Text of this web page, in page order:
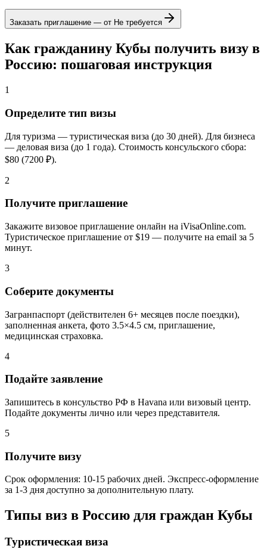
Заказать приглашение — от Не требуется
Как гражданину Кубы получить визу в
Россию: пошаговая инструкция
1
Определите тип визы
Для туризма — туристическая виза (до 30 дней). Для бизнеса
— деловая виза (до 1 года). Стоимость консульского сбора:
$80 (7200 ₽).
2
Получите приглашение
Закажите визовое приглашение онлайн на iVisaOnline.com.
Туристическое приглашение от $19 — получите на email за 5
минут.
3
Соберите документы
Загранпаспорт (действителен 6+ месяцев после поездки),
заполненная анкета, фото 3.5×4.5 см, приглашение,
медицинская страховка.
4
Подайте заявление
Запишитесь в консульство РФ в Havana или визовый центр.
Подайте документы лично или через представителя.
5
Получите визу
Срок оформления: 10-15 рабочих дней. Экспресс-оформление
за 1-3 дня доступно за дополнительную плату.
Типы виз в Россию для граждан Кубы
Туристическая виза